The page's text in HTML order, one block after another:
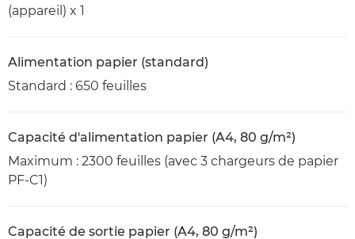
(appareil) x 1
Alimentation papier (standard)
Standard : 650 feuilles
Capacité d'alimentation papier (A4, 80 g/m²)
Maximum : 2300 feuilles (avec 3 chargeurs de papier
PF-C1)
Capacité de sortie papier (A4, 80 g/m²)